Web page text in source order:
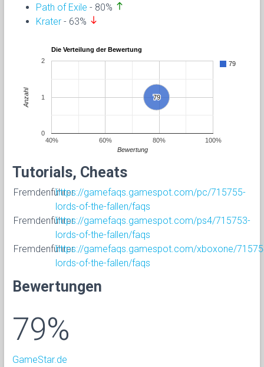
Path of Exile - 80% north
Krater - 63% south
Die Verteilung der Bewertung
79
79
79
40% 60% 80% 100%
0
1
2
Bewertung
Anzahl
Tutorials, Cheats
Fremdenführerhttps://gamefaqs.gamespot.com/pc/715755-
lords-of-the-fallen/faqs
Fremdenführerhttps://gamefaqs.gamespot.com/ps4/715753-
lords-of-the-fallen/faqs
Fremdenführerhttps://gamefaqs.gamespot.com/xboxone/
lords-of-the-fallen/faqs
Bewertungen
79%
GameStar.de